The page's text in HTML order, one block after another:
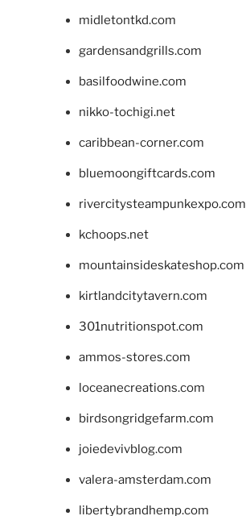
midletontkd.com
gardensandgrills.com
basilfoodwine.com
nikko-tochigi.net
caribbean-corner.com
bluemoongiftcards.com
rivercitysteampunkexpo.com
kchoops.net
mountainsideskateshop.com
kirtlandcitytavern.com
301nutritionspot.com
ammos-stores.com
loceanecreations.com
birdsongridgefarm.com
joiedevivblog.com
valera-amsterdam.com
libertybrandhemp.com